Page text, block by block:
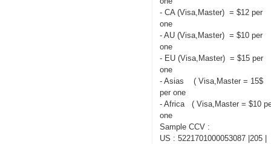
- CA (Visa,Master) = $12 per
one
- AU (Visa,Master) = $10 per
one
- EU (Visa,Master) = $15 per
one
- Asias ( Visa,Master = 15$
per one
- Africa ( Visa,Master = $10
one
Sample CCV :
US : 5221701000053087 |205 |